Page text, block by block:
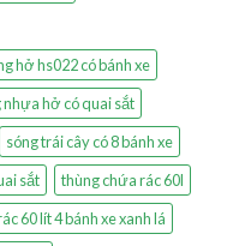
hở hs022 có bánh xe
nhựa hở có quai sắt
sóng trái cây có 8 bánh xe
sắt
thùng chứa rác 60l
60 lít 4 bánh xe xanh lá